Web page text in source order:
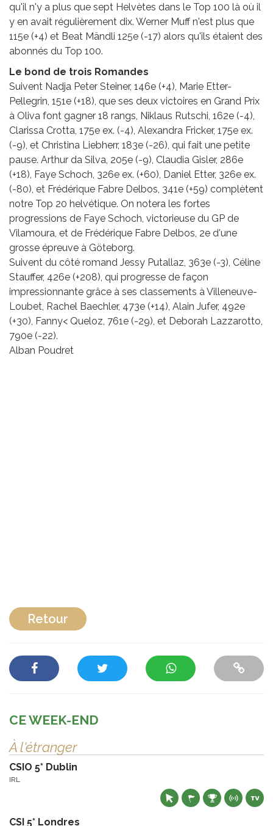
qu'il n'y a plus que sept Helvètes dans le Top 100 là où il
y en avait régulièrement dix. Werner Muff n'est plus que
115e (+4) et Beat Mändli 125e (-17) alors qu'ils étaient des
abonnés du Top 100.
Le bond de trois Romandes
Suivent Nadja Peter Steiner, 146e (+4), Marie Etter-
Pellegrin, 151e (+18), que ses deux victoires en Grand Prix
à Oliva font gagner 18 rangs, Niklaus Rutschi, 162e (-4),
Clarissa Crotta, 175e ex. (-4), Alexandra Fricker, 175e ex.
(-9), et Christina Liebherr, 183e (-26), qui fait une petite
pause. Arthur da Silva, 205e (-9), Claudia Gisler, 286e
(+18), Faye Schoch, 326e ex. (+60), Daniel Etter, 326e ex.
(-80), et Frédérique Fabre Delbos, 341e (+59) complètent
notre Top 20 helvétique. On notera les fortes
progressions de Faye Schoch, victorieuse du GP de
Vilamoura, et de Frédérique Fabre Delbos, 2e d'une
grosse épreuve à Göteborg.
Suivent du côté romand Jessy Putallaz, 363e (-3), Céline
Stauffer, 426e (+208), qui progresse de façon
impressionnante grâce à ses classements à Villeneuve-
Loubet, Rachel Baechler, 473e (+14), Alain Jufer, 492e
(+30), Fanny< Queloz, 761e (-29), et Deborah Lazzarotto,
790e (-22).
Alban Poudret
Retour
CE WEEK-END
À l'étranger
CSIO 5* Dublin
IRL
CSI 5* Londres